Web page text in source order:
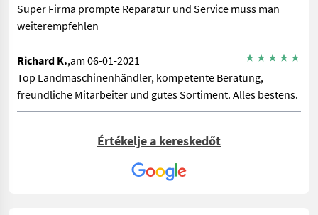
Super Firma prompte Reparatur und Service muss man
weiterempfehlen
Richard K.,am 06-01-2021
Top Landmaschinenhändler, kompetente Beratung,
freundliche Mitarbeiter und gutes Sortiment. Alles bestens.
Értékelje a kereskedőt